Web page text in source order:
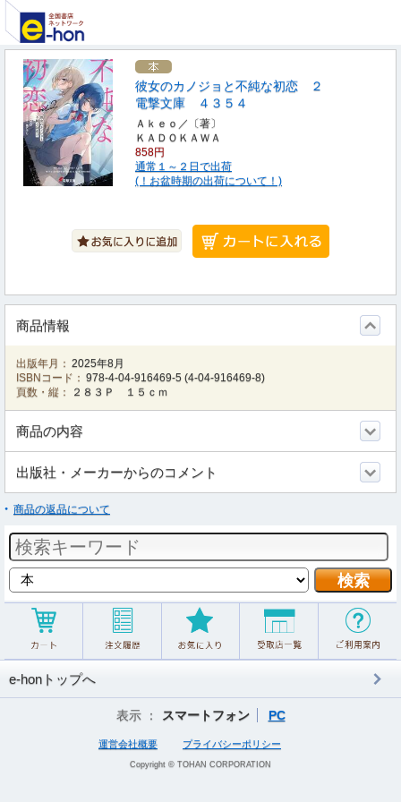
彼女のカノジョと不純な初恋 ２
電撃文庫 ４３５４
Ａｋｅｏ／〔著〕
ＫＡＤＯＫＡＷＡ
858円
通常１～２日で出荷
(！お盆時期の出荷について！)
商品情報
出版年月： 2025年8月
ISBNコード： 978-4-04-916469-5 (4-04-916469-8)
頁数・縦：
２８３Ｐ １５ｃｍ
商品の内容
出版社・メーカーからのコメント
商品の返品について
e-honトップへ
表示 ： スマートフォン PC
運営会社概要 プライバシーポリシー
Copyright © TOHAN CORPORATION